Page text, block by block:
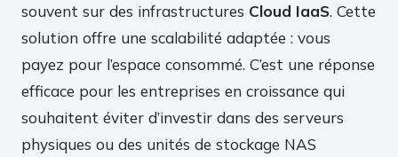
souvent sur des infrastructures Cloud IaaS. Cette
solution offre une scalabilité adaptée : vous
payez pour l’espace consommé. C’est une réponse
efficace pour les entreprises en croissance qui
souhaitent éviter d’investir dans des serveurs
physiques ou des unités de stockage NAS